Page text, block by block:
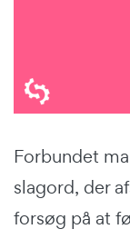
Forbundet
slagord, der
forsøg på at